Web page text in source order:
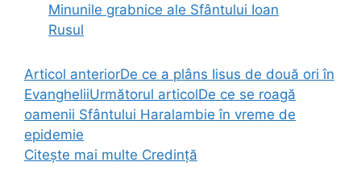
Minunile grabnice ale Sfântului Ioan
Rusul
Articol anteriorDe ce a plâns Iisus de două ori în
EvangheliiUrmătorul articolDe ce se roagă
oamenii Sfântului Haralambie în vreme de
epidemie
Citește mai multe Credință